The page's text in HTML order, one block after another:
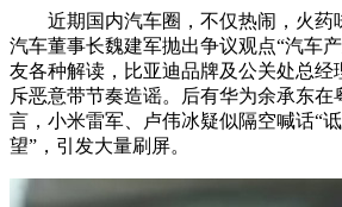
近期国内汽车圈，不仅热闹，火药
汽车董事长魏建军抛出争议观点“汽车产
友各种解读，比亚迪品牌及公关处总经
斥恶意带节奏造谣。后有华为余承东
言，小米雷军、卢伟冰疑似隔空喊话“
望”，引发大量刷屏。